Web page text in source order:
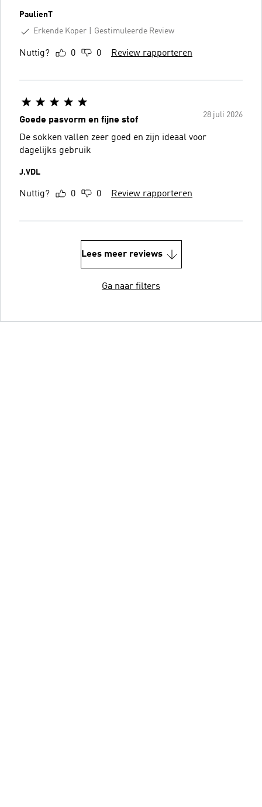
PaulienT
Erkende Koper
Gestimuleerde Review
Nuttig? 0 0 Review rapporteren
28 juli 2026
Goede pasvorm en fijne stof
De sokken vallen zeer goed en zijn ideaal voor
dagelijks gebruik
J.VDL
Nuttig? 0 0 Review rapporteren
Lees meer reviews
Ga naar filters